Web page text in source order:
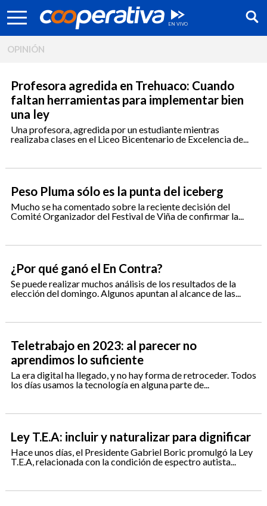
Síguenos:
OPINIÓN
Profesora agredida en Trehuaco: Cuando
faltan herramientas para implementar bien
una ley
Una profesora, agredida por un estudiante mientras
realizaba clases en el Liceo Bicentenario de Excelencia de...
Peso Pluma sólo es la punta del iceberg
Mucho se ha comentado sobre la reciente decisión del
Comité Organizador del Festival de Viña de confirmar la...
¿Por qué ganó el En Contra?
Se puede realizar muchos análisis de los resultados de la
elección del domingo. Algunos apuntan al alcance de las...
Teletrabajo en 2023: al parecer no
aprendimos lo suficiente
La era digital ha llegado, y no hay forma de retroceder. Todos
los días usamos la tecnología en alguna parte de...
Ley T.E.A: incluir y naturalizar para dignificar
Hace unos días, el Presidente Gabriel Boric promulgó la Ley
T.E.A, relacionada con la condición de espectro autista...